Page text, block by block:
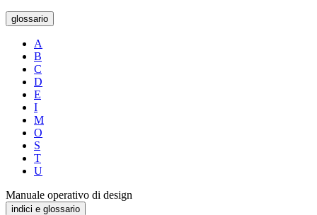
glossario
A
B
C
D
E
I
M
O
S
T
U
Manuale operativo di design
indici e glossario